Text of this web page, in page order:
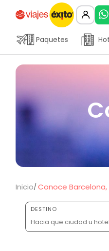
Paquetes
Inicio Conoce Barcelona,
DESTINO